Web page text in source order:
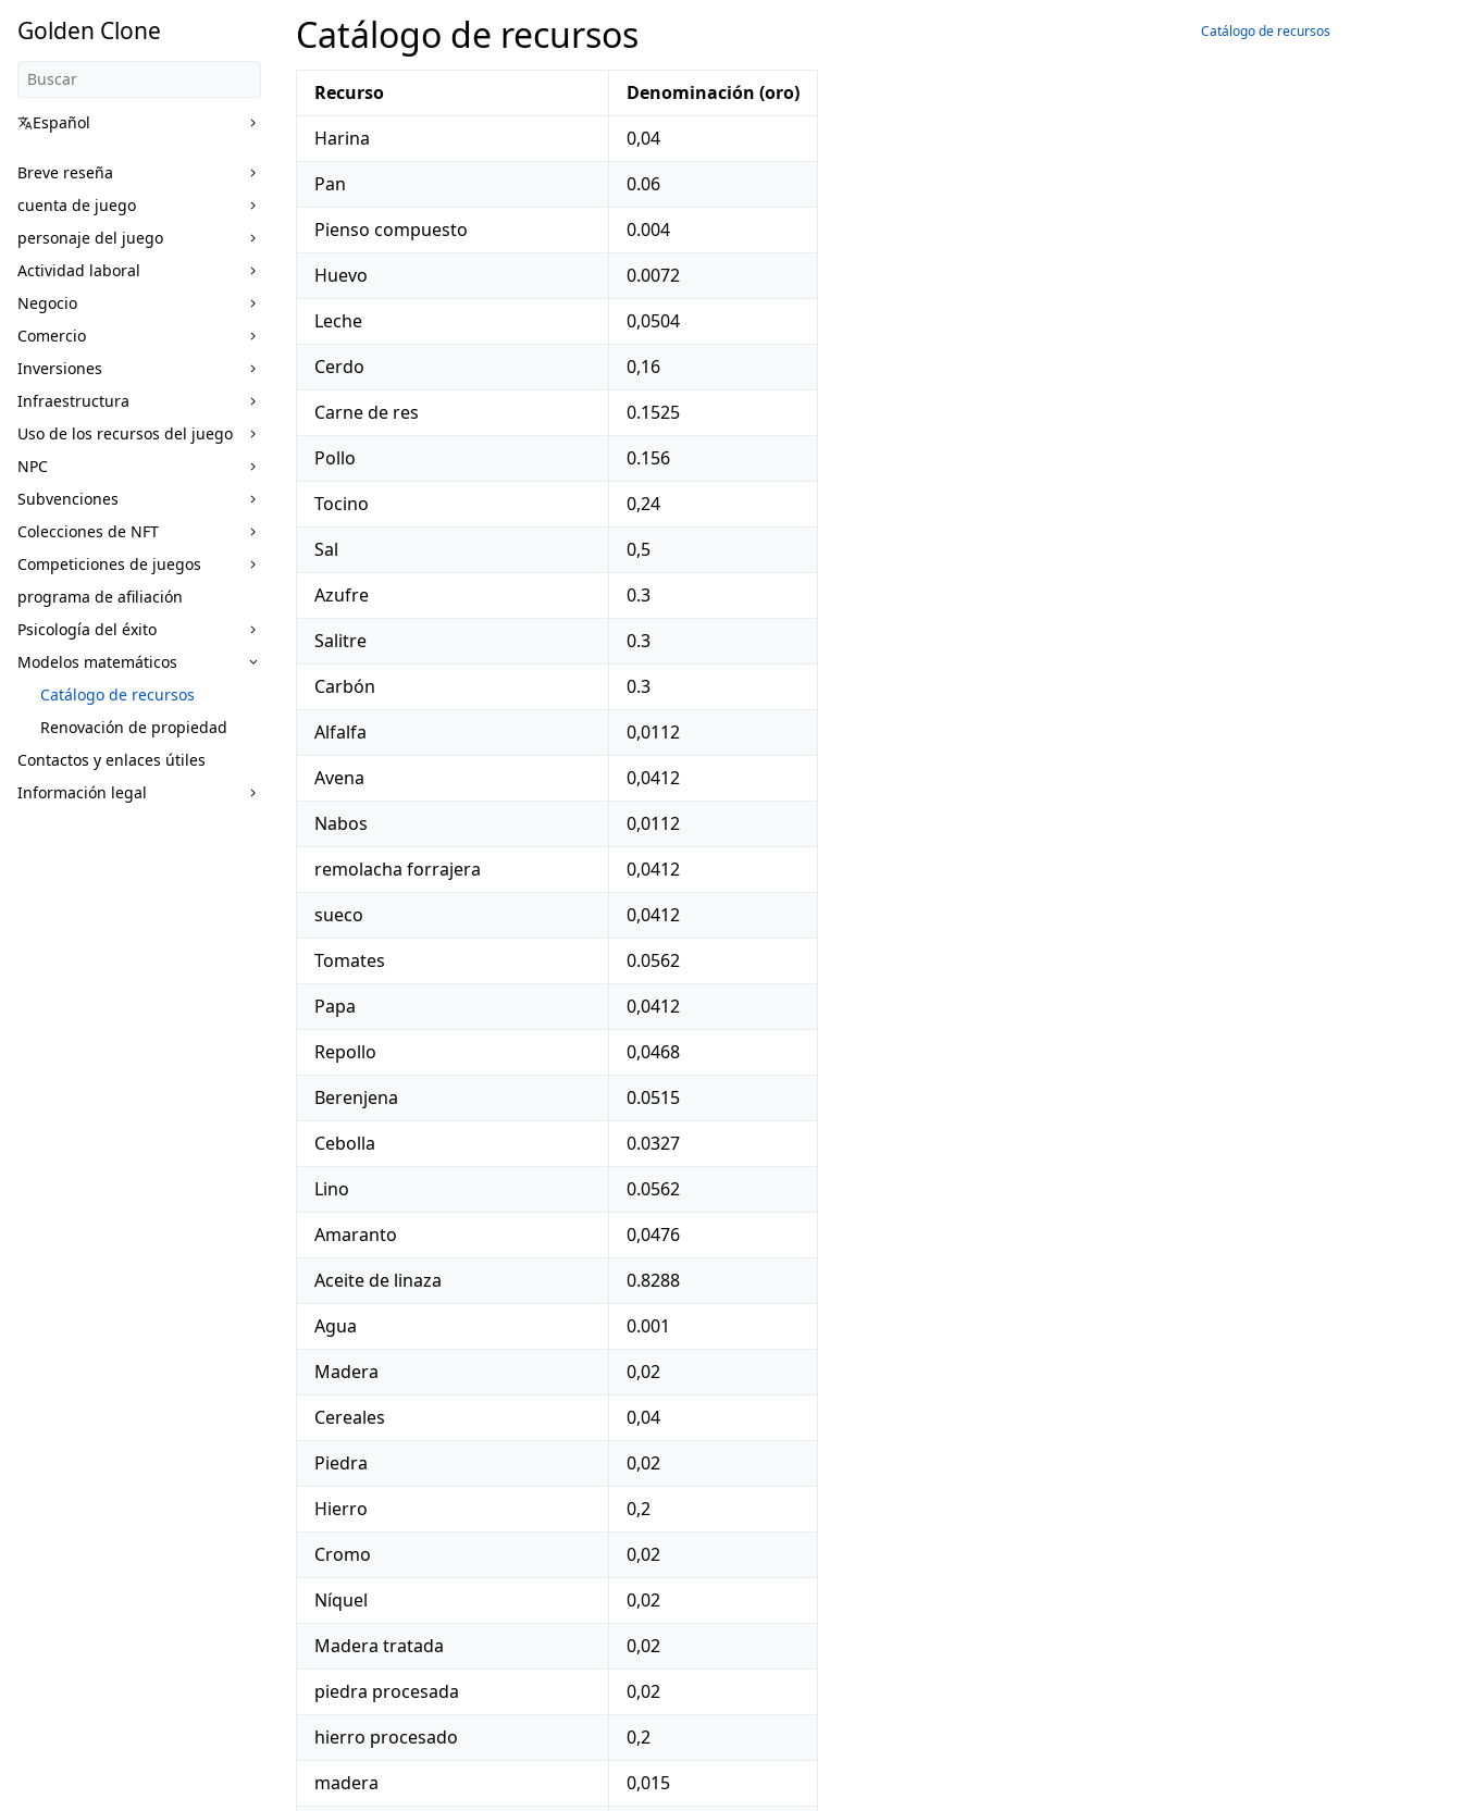
Golden Clone
Español
Breve reseña
cuenta de juego
personaje del juego
Actividad laboral
Negocio
Comercio
Inversiones
Infraestructura
Uso de los recursos del juego
NPC
Subvenciones
Colecciones de NFT
Competiciones de juegos
programa de afiliación
Psicología del éxito
Modelos matemáticos
Catálogo de recursos
Renovación de propiedad
Contactos y enlaces útiles
Información legal
Catálogo de recursos
Recurso
Denominación (oro)
Harina
0,04
Pan
0.06
Pienso compuesto
0.004
Huevo
0.0072
Leche
0,0504
Cerdo
0,16
Carne de res
0.1525
Pollo
0.156
Tocino
0,24
Sal
0,5
Azufre
0.3
Salitre
0.3
Carbón
0.3
Alfalfa
0,0112
Avena
0,0412
Nabos
0,0112
remolacha forrajera
0,0412
sueco
0,0412
Tomates
0.0562
Papa
0,0412
Repollo
0,0468
Berenjena
0.0515
Cebolla
0.0327
Lino
0.0562
Amaranto
0,0476
Aceite de linaza
0.8288
Agua
0.001
Madera
0,02
Cereales
0,04
Piedra
0,02
Hierro
0,2
Cromo
0,02
Níquel
0,02
Madera tratada
0,02
piedra procesada
0,02
hierro procesado
0,2
madera
0,015
Catálogo de recursos